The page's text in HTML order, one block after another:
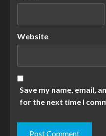
Website
Save my name, email,
for the next time I